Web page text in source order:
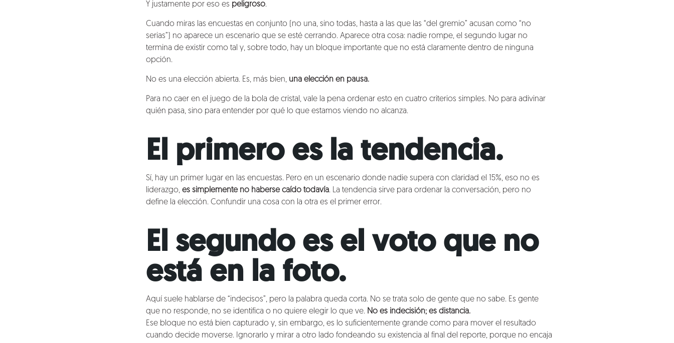
Y justamente por eso es peligroso.
Cuando miras las encuestas en conjunto (no una, sino todas, hasta a las que las “del gremio” acusan como “no
serias”) no aparece un escenario que se esté cerrando. Aparece otra cosa: nadie rompe, el segundo lugar no
termina de existir como tal y, sobre todo, hay un bloque importante que no está claramente dentro de ninguna
opción.
No es una elección abierta. Es, más bien, una elección en pausa.
Para no caer en el juego de la bola de cristal, vale la pena ordenar esto en cuatro criterios simples. No para adivinar
quién pasa, sino para entender por qué lo que estamos viendo no alcanza.
El primero es la tendencia.
Sí, hay un primer lugar en las encuestas. Pero en un escenario donde nadie supera con claridad el 15%, eso no es
liderazgo, es simplemente no haberse caído todavía. La tendencia sirve para ordenar la conversación, pero no
define la elección. Confundir una cosa con la otra es el primer error.
El segundo es el voto que no
está en la foto.
Aquí suele hablarse de “indecisos”, pero la palabra queda corta. No se trata solo de gente que no sabe. Es gente
que no responde, no se identifica o no quiere elegir lo que ve. No es indecisión; es distancia.
Ese bloque no está bien capturado y, sin embargo, es lo suficientemente grande como para mover el resultado
cuando decide moverse. Ignorarlo y mirar a otro lado fondeando su existencia al final del reporte, porque no encaja